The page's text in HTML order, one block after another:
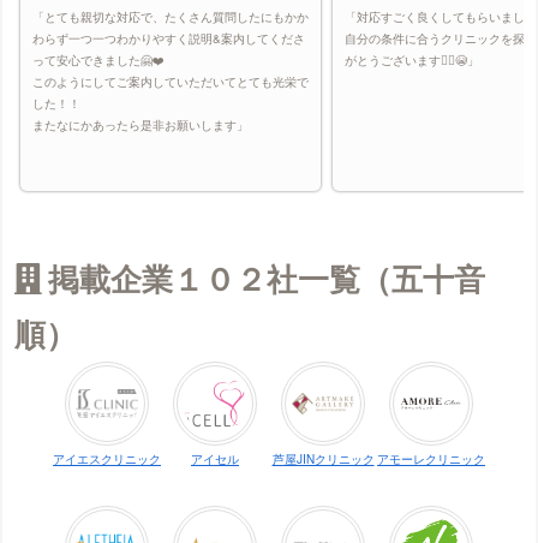
KMクリニックの口コミ
恋肌（姉妹店：キレミカ）の口コミ
ゴリラクリニック（メンズ）の口コミ
アモーレクリニック（旧：栄セントラルメンズ
ササラの口コミ
ジェニークリニックの口コミ
シェリーの口コミ
静岡中央クリニックの口コミ
シースリーの口コミ
渋谷美容外科クリニック（メンズ）の口コミ
ジュエルクリニックの口コミ
「とても親切な対応で、たくさん質問したにもかか
わらず一つ一つわかりやすく説明&案内してくださ
って安心できました🤗❤️
このようにしてご案内していただいてとても光栄で
した！！
またなにかあったら是非お願いします」
「対応すごく良くしてもらいまし
自分の条件に合うクリニックを探
がとうございます🙇‍♀️😭」
掲載企業１０２社一覧（五十音
順）
アイエスクリニック アイセル 芦屋JINクリニック アモーレクリニック